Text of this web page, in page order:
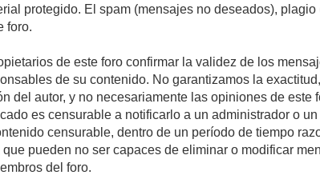
protegido. El spam (mensajes no deseados),
foro.
de este foro confirmar la validez de los
de su contenido. No garantizamos la
del autor, y no necesariamente las opiniones de este
es censurable a notificarlo a un administrador o
censurable, dentro de un período de tiempo
pueden no ser capaces de eliminar o modificar
del foro.